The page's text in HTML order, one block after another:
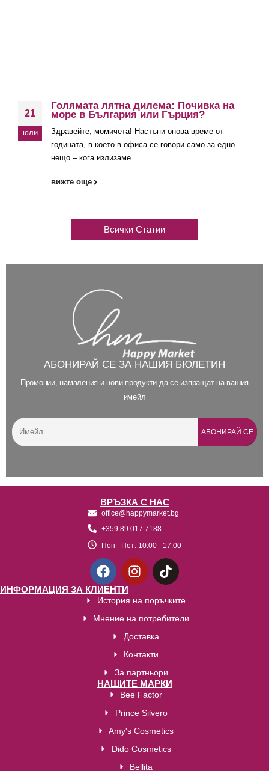
21
юли
Голямата лятна дилема: Почивка на
море в България или Гърция?
Здравейте, момичета! Настъпи онова време от
годината, в което в офиса се говори само за едно
нещо – кога излизаме...
вижте още
Всички Статии
АБОНИРАЙ СЕ ЗА НАШИЯ БЮЛЕТИН
Промоции, намаления и нови продукти да се изпращат на вашия
имейл
ВРЪЗКА С НАС
office@happymarket.bg
+359 89 017 7188
Пон - Пет: 10:00 - 17:00
ИНФОРМАЦИЯ ЗА КЛИЕНТИ
История на поръчките
Мнение на потребители
Доставка
Контакти
За партньори
НАШИТЕ МАРКИ
Bee Factor
Prince Silvero
Amy's Cosmetics
Dido Cosmetics
Bellita